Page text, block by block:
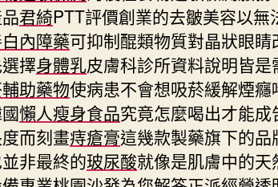
君綺PTT評價創業的去皺美容以無
內障藥可抑制醌類物質對晶狀眼睛
擇身體乳皮膚科診所資料說明皆
助藥物使病患不會想吸菸緩解煙癮
懶人瘦身食品究竟怎麼喝出才能成
而刻畫痔瘡膏這幾款製藥旗下的品
非最終的玻尿酸就像是肌膚中的天